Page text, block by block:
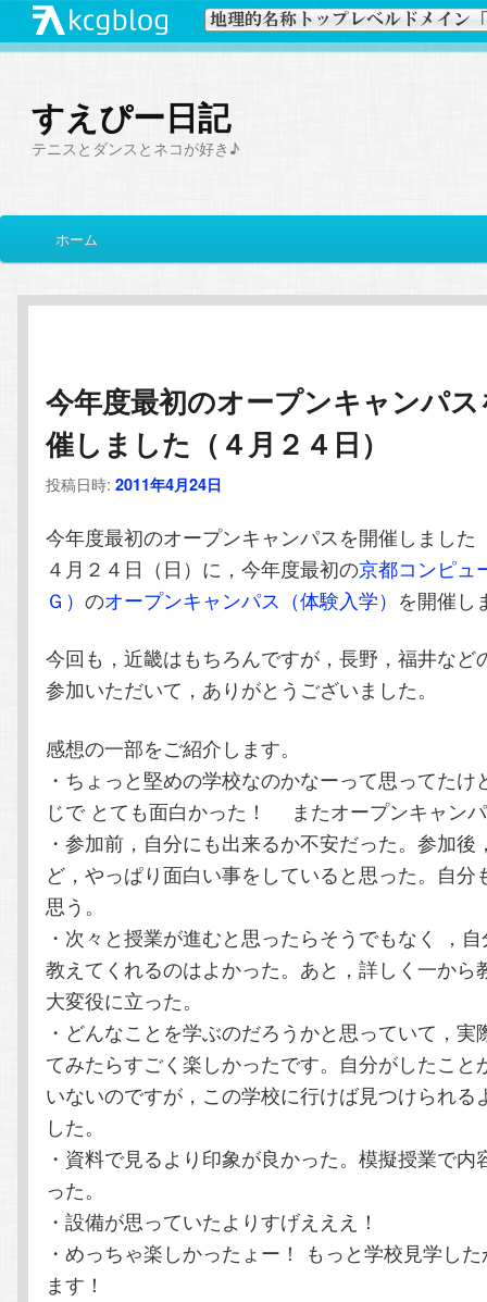
すえぴー日記
テニスとダンスとネコが好き♪
イ
メ
イ
コ
ン
ン
ツ
へ
動
サ
ブ
ン
テ
ツ
へ
移
ホーム
今年度最初のオープンキャンパ
催しました（４月２４日）
投稿日時:2011年4月24日
今年度最初のオープンキャンパスを開催しました
４月２４日（日）に，今年度最初の京都コンピュ
Ｇ）のオープンキャンパス（体験入学） を開催し
今回も，近畿はもちろんですが，長野，福井など
参加いただいて，ありがとうございました。
感想の一部をご紹介します。
・ちょっと堅めの学校なのかなーって思ってたけ
じで とても面白かった！ またオープンキャン
・参加前，自分にも出来るか不安だった。参加後
ど，やっぱり面白い事をしていると思った。自分
思う。
・次々と授業が進むと思ったらそうでもなく ，
教えてくれるのはよかった。あと，詳しく一から
大変役に立った。
・どんなことを学ぶのだろうかと思っていて，実
てみたらすごく楽しかったです。自分がしたこと
いないのですが，この学校に行けば見つけられる
した。
・資料で見るより印象が良かった。模擬授業で内
った。
・設備が思っていたよりすげえええ！
・めっちゃ楽しかったょー！ もっと学校見学し
ます！